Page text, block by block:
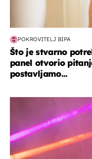
POKROVITELJ BIPA
Što je stvarno
panel otvorio
postavljamo...